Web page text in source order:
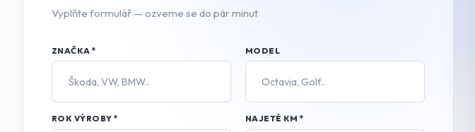
Vyplňte formulář — ozveme se do pár minut
*POŽADOVANÁ
ZNAČKA* MODEL
ROK VÝROBY * NAJETÉ KM*